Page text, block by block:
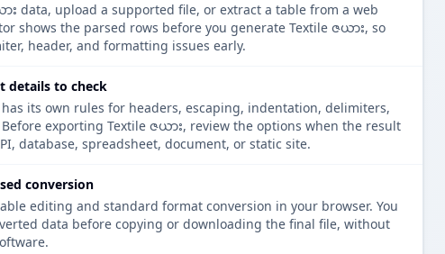
း data, upload a supported file, or extract a table from a web
shows the parsed rows before you generate Textile ဇယား, so
header, and formatting issues early.
details to check
its own rules for headers, escaping, indentation, delimiters,
exporting Textile ဇယား, review the options when the result
database, spreadsheet, document, or static site.
conversion
editing and standard format conversion in your browser. You
data before copying or downloading the final file, without